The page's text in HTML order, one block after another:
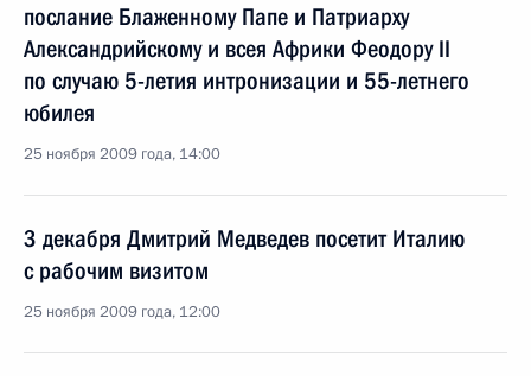
послание Блаженному Папе и Патриарху
Александрийскому и всея Африки Феодору II
по случаю 5-летия интронизации и 55-летнего
юбилея
25 ноября 2009 года, 14:00
3 декабря Дмитрий Медведев посетит Италию
с рабочим визитом
25 ноября 2009 года, 12:00